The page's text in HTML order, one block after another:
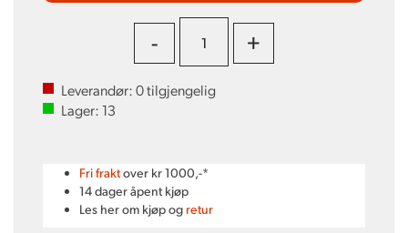
- +
Leverandør:0tilgjengelig
Lager:13
Fri fraktover kr 1000,-*
14 dager åpent kjøp
Les her om kjøp og retur